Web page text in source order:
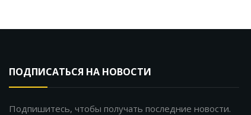
ПОДПИСАТЬСЯ НА НОВОСТИ
Подпишитесь, чтобы получать последние новости.